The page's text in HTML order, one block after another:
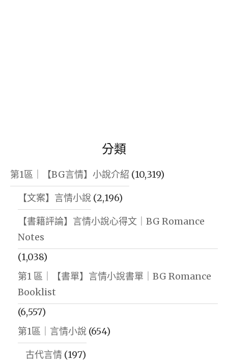
分類
第1區｜【BG言情】小說介紹 (10,319)
【文案】言情小說 (2,196)
【書籍評論】言情小說心得文｜BG Romance
Notes
(1,038)
第1 區｜【書單】言情小說書單｜BG Romance
Booklist
(6,557)
第1區｜言情小說 (654)
古代言情 (197)